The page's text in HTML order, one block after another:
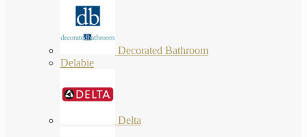
Decorated Bathroom
Delabie
Delta